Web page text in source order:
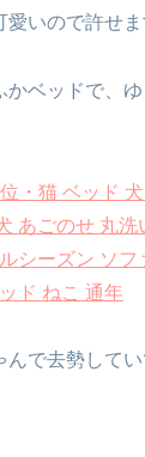
愛いので許せま
かベッドで、
位・猫 ベッ
あごのせ 丸
シーズン ソ
ド ねこ 通年
で去勢してい